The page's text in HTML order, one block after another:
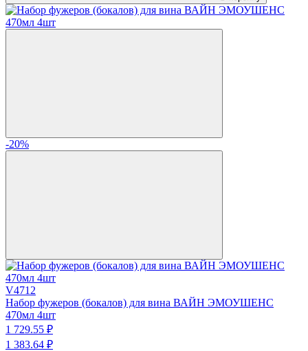
-20%
V4712
Набор фужеров (бокалов) для вина ВАЙН ЭМОУШЕНС
470мл 4шт
1 729.55 ₽
1 383.64 ₽